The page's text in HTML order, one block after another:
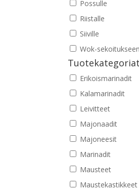
Possulle
Riistalle
Siiville
Wok-sekoitukseen
Tuotekategoriat
Erikoismarinadit
Kalamarinadit
Leivitteet
Majonaadit
Majoneesit
Marinadit
Mausteet
Maustekastikkeet